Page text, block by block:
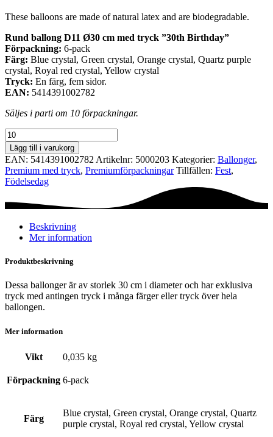
These balloons are made of natural latex and are biodegradable.
Rund ballong D11 Ø30 cm med tryck ”30th Birthday”
Förpackning: 6-pack
Färg: Blue crystal, Green crystal, Orange crystal, Quartz purple
crystal, Royal red crystal, Yellow crystal
Tryck: En färg, fem sidor.
EAN: 5414391002782
Säljes i parti om 10 förpackningar.
Premiumförpackning
Ø30
cm
-
30th
Birthday
mängd
Lägg till i varukorg
EAN: 5414391002782 Artikelnr: 5000203 Kategorier: Ballonger,
Premium med tryck, Premium­förpackningar Tillfällen: Fest,
Födelsedag
Beskrivning
Mer information
Produktbeskrivning
Dessa ballonger är av storlek 30 cm i diameter och har exklusiva
tryck med antingen tryck i många färger eller tryck över hela
ballongen.
Mer information
Vikt 0,035 kg
Förpackning 6-pack
Färg
Blue crystal, Green crystal, Orange crystal, Quartz
purple crystal, Royal red crystal, Yellow crystal